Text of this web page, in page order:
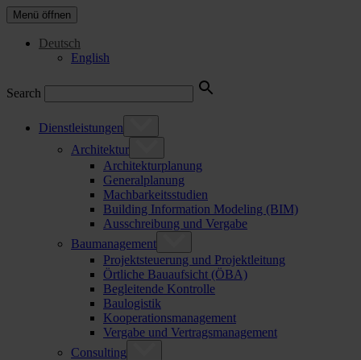
Menü öffnen
Deutsch
English
Search
Dienstleistungen
Architektur
Architekturplanung
Generalplanung
Machbarkeitsstudien
Building Information Modeling (BIM)
Ausschreibung und Vergabe
Baumanagement
Projektsteuerung und Projektleitung
Örtliche Bauaufsicht (ÖBA)
Begleitende Kontrolle
Baulogistik
Kooperationsmanagement
Vergabe und Vertragsmanagement
Consulting